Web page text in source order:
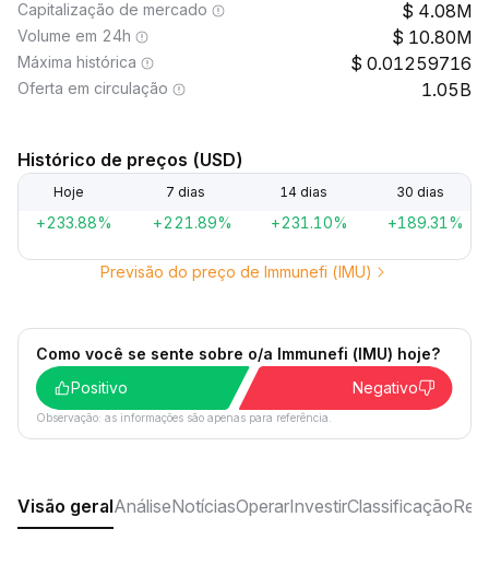
Capitalização de mercado 4.08M
Volume em 24h 10.80M
Máxima histórica 0.01259716
Oferta em circulação 1.05B
Histórico de preços (USD)
Hoje 7 dias 14 dias 30 dias
+233.88% +221.89% +231.10% +189.31%
Previsão do preço de Immunefi (IMU)
Como você se sente sobre o/a Immunefi (IMU) hoje?
Positivo
Negativo
Observação: as informações são apenas para referência.
Visão geralAnáliseNotíciasOperarInvestirClassificação